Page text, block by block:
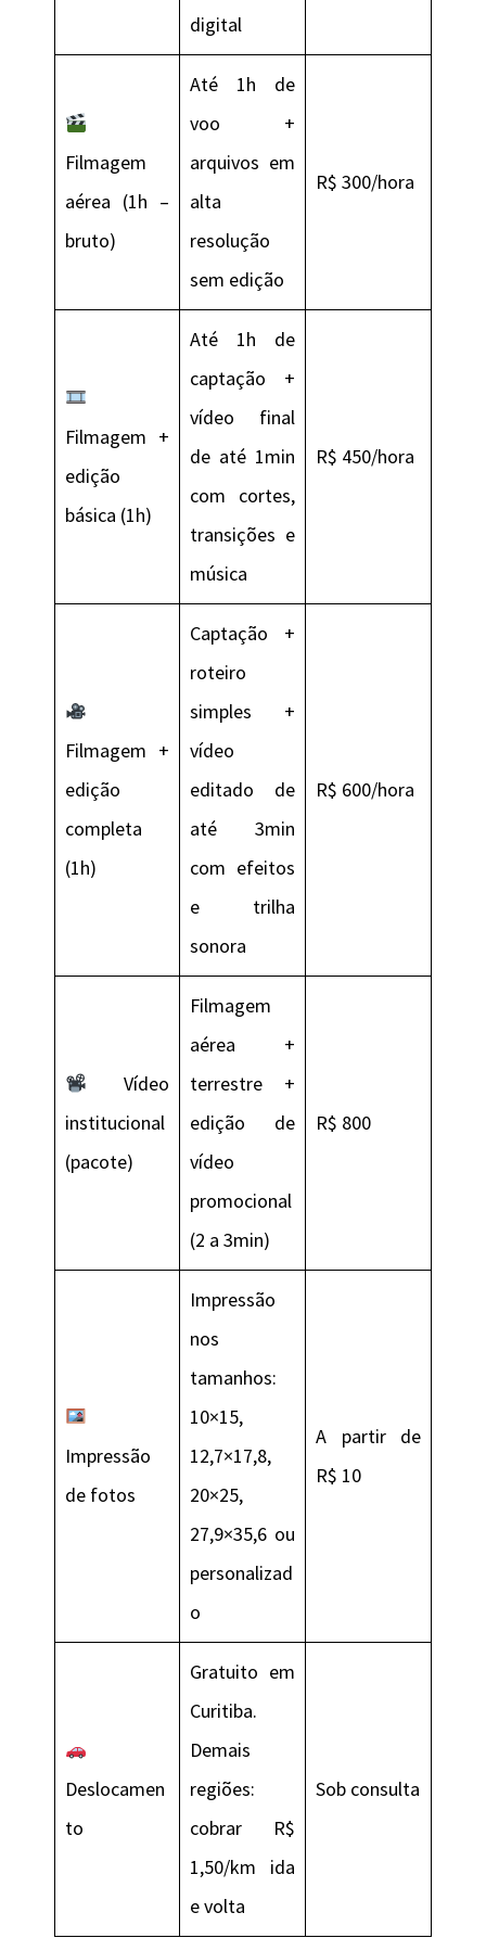
digital
Filmagem
aérea (1h –
bruto)
Até 1h de
voo +
arquivos em
alta
resolução
sem edição
R$ 300/hora
Filmagem +
edição
básica (1h)
Até 1h de
captação +
vídeo final
de até 1min
com cortes,
transições e
música
R$ 450/hora
Filmagem +
edição
completa
(1h)
Captação +
roteiro
simples +
vídeo
editado de
até 3min
com efeitos
e trilha
sonora
R$ 600/hora
Vídeo
institucional
(pacote)
Filmagem
aérea +
terrestre +
edição de
vídeo
promocional
(2 a 3min)
R$ 800
Impressão
de fotos
Impressão
nos
tamanhos:
10×15,
12,7×17,8,
20×25,
27,9×35,6 ou
personalizad
o
A partir de
R$ 10
Deslocamen
to
Gratuito em
Curitiba.
Demais
regiões:
cobrar R$
1,50/km ida
e volta
Sob consulta